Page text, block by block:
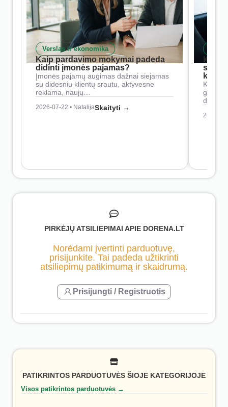
Verslas ir ekonomika
Kaip pardavimo mokymai padeda
didinti įmonės pajamas?
Įmonės pajamų augimas dažnai siejamas
su didesniu klientų srautu, aktyvesne
reklama, naujų…
2026-07-22 • NatalijaSkaityti →
Kaip
2026-
PIRKĖJŲ ATSILIEPIMAI APIE DORENA.LT
Norėdami įvertinti parduotuvę,
prisijunkite. Tai padeda užtikrinti
atsiliepimų patikimumą ir skaidrumą.
Prisijungti / Registruotis
PATIKRINTOS PARDUOTUVĖS ŠIOJE KATEGORIJOJE
Visos patikrintos parduotuvės →